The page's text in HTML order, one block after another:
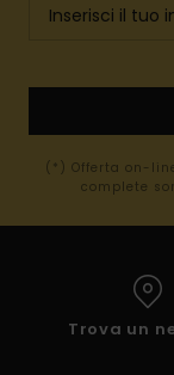
(*) Offerta on-
complete
Trova un